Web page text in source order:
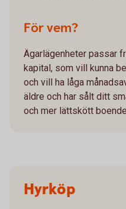
För vem?
Ägarlägenheter passar
kapital, som vill kunna
och vill ha låga
äldre och har sålt ditt
och mer lättskött boende.
Hyrköp